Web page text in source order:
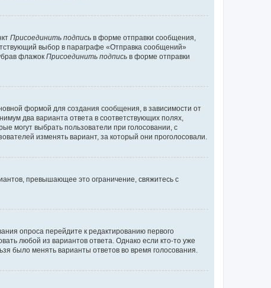
Присоединить подпись в форме отправки сообщения,
выбор в параграфе «Отправка сообщений»
флажок Присоединить подпись в форме отправки
формой для создания сообщения, в зависимости от
два варианта ответа в соответствующих полях,
могут выбрать пользователи при голосовании, с
изменять вариант, за который они проголосовали.
превышающее это ограничение, свяжитесь с
опроса перейдите к редактированию первого
любой из вариантов ответа. Однако если кто-то уже
было менять варианты ответов во время голосования.